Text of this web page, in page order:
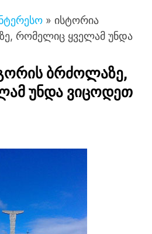
» ისტორია
რომელიც ყველამ უნდა
ბრძოლაზე,
უნდა ვიცოდეთ